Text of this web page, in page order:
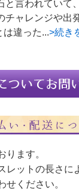
と言われていて
チャレンジや出
は違った...>続き
ります。
レットの長さに
せください。